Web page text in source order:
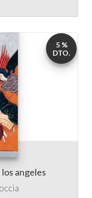
angeles
5 %
DTO.